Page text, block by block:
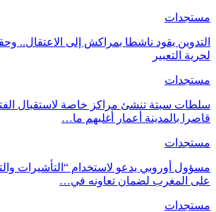
مستجدات
التدوين يقود ناشطا بمراكش إلى الاعتقال..
لحرية التعبير
مستجدات
قاصرا بالمدينة أعمار أغلبهم ما…
مستجدات
مسؤول أوروبي يدعو لاستخدام “التأشيرات
على المغرب لضمان تعاونه في…
مستجدات